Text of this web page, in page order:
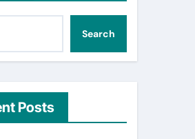
Search
Posts